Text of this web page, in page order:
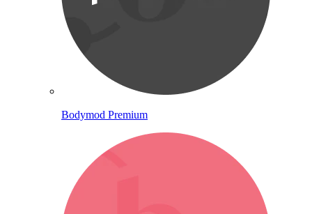
Bodymod Premium